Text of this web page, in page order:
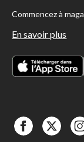
Commencez à
En savoir plus